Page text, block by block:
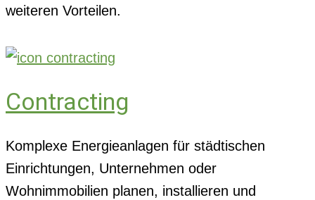
weiteren Vorteilen.
Contracting
Komplexe Energieanlagen für städtischen
Einrichtungen, Unternehmen oder
Wohnimmobilien planen, installieren und